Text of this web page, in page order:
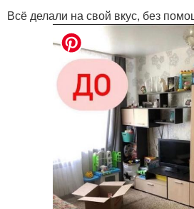
Всё делали на свой вкус, без